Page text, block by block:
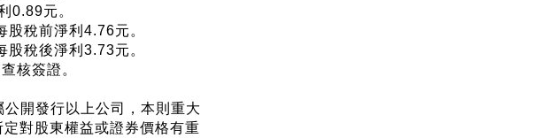
0.89元。
稅前淨利4.76元。
稅後淨利3.73元。
核簽證。
開發行以上公司，本則重大
對股東權益或證券價格有重